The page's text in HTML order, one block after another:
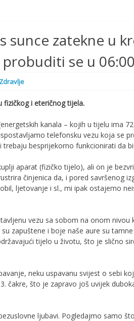
sunce zatekne u
se u
Zdravlje
fizičkog i eteričnog tijela.
kanala – kojih u tijelu ima
telefonsku vezu koja se
besprijekorno funkcionirati da
aparat (fizičko tijelo), ali on je
činjenica da, i pored savršenog
ljetovanje i sl., mi ipak ostajemo
vezu sa sobom na onom nivou
zapuštene i boje naše aure su
tijelo u životu, što je slično
neku uspavanu svijest o sebi
čakre, što je zapravo još uvijek
ljubavi. Pogledajmo samo